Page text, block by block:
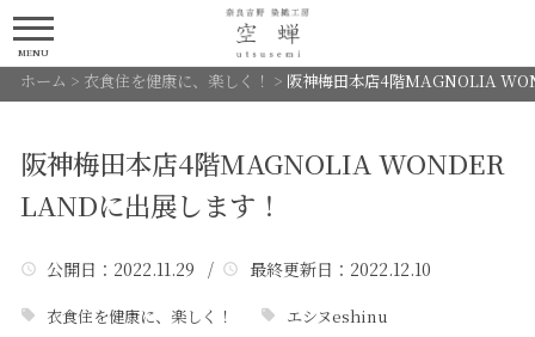
MENU
ホーム > 衣食住を健康に、楽しく！ > 阪神梅田本店4階MAGNOLIA
阪神梅田本店4階MAGNOLIA WONDER
LANDに出展します！
公開日 ：2022.11.29 / 最終更新日 ：2022.12.10
衣食住を健康に、楽しく！
エシヌeshinu